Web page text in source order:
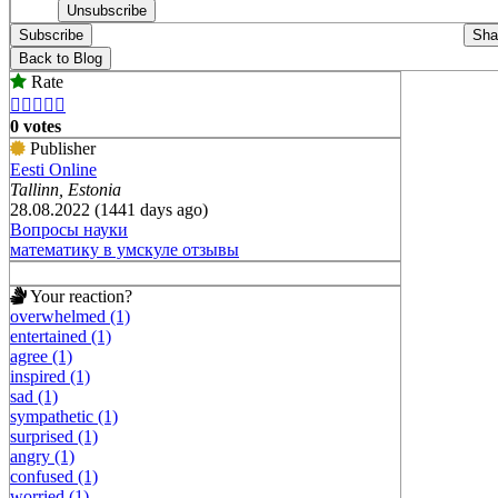
Subscribe
Back to Blog
Rate
    
0 votes
Publisher
Eesti Online
Tallinn, Estonia
28.08.2022 (1441 days ago)
Вопросы науки
математику в умскуле отзывы
Your reaction?
overwhelmed (1)
entertained (1)
agree (1)
inspired (1)
sad (1)
sympathetic (1)
surprised (1)
angry (1)
confused (1)